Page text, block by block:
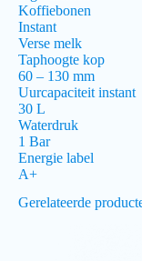
Koffiebonen
Instant
Verse melk
Taphoogte kop
60 – 130 mm
Uurcapaciteit instant
30 L
Waterdruk
1 Bar
Energie label
A+
Gerelateerde